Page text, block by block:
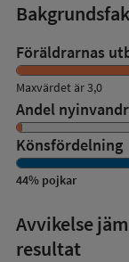
Föräldrarnas
Maxvärdet är 3,0
Andel
Könsfördelning
44% pojkar
Avvikelse
resultat